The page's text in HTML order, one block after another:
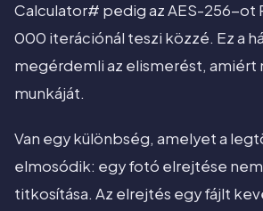
Calculator# pedig az AES-256-ot
000 iterációnál teszi közzé. Ez a
megérdemli az elismerést, amiért
munkáját.
Van egy különbség, amelyet a
elmosódik: egy fotó elrejtése
titkosítása. Az elrejtés egy fájlt